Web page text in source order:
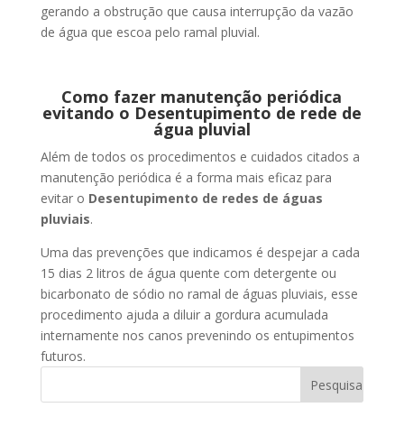
gerando a obstrução que causa interrupção da vazão
de água que escoa pelo ramal pluvial.
Como fazer manutenção periódica
evitando o Desentupimento de rede de
água pluvial
Além de todos os procedimentos e cuidados citados a
manutenção periódica é a forma mais eficaz para
evitar o Desentupimento de redes de águas
pluviais.
Uma das prevenções que indicamos é despejar a cada
15 dias 2 litros de água quente com detergente ou
bicarbonato de sódio no ramal de águas pluviais, esse
procedimento ajuda a diluir a gordura acumulada
internamente nos canos prevenindo os entupimentos
futuros.